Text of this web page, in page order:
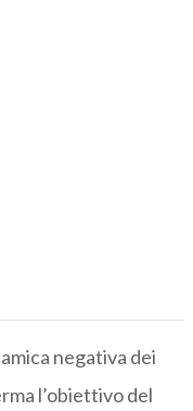
negativa dei
l’obiettivo del